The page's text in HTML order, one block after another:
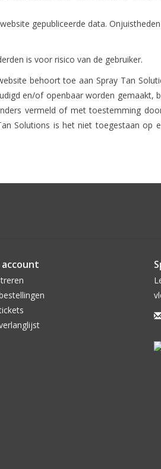
gepubliceerde data.
is voor risico van de gebruiker.
behoort toe aan Spray Tan
en/of openbaar worden gemaakt,
vermeld of met toestemming
Solutions is het niet toegestaan op